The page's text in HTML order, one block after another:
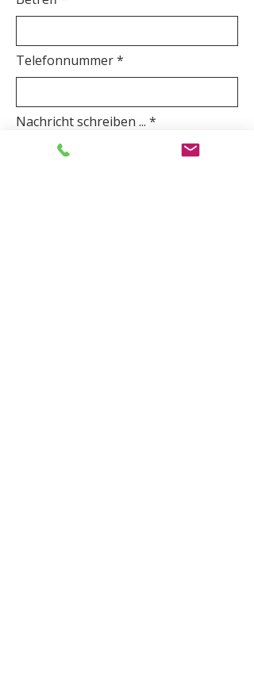
Telefonnummer *
Nachricht schreiben ...